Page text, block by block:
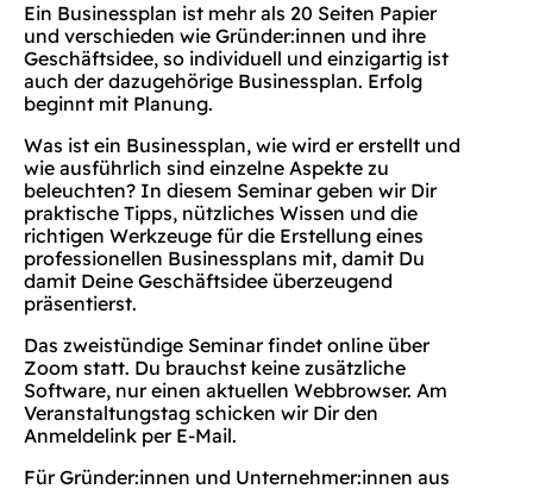
Ein Businessplan ist mehr als 20 Seiten Papier
und verschieden wie Gründer:innen und ihre
Geschäftsidee, so individuell und einzigartig ist
auch der dazugehörige Businessplan. Erfolg
beginnt mit Planung.
Was ist ein Businessplan, wie wird er erstellt und
wie ausführlich sind einzelne Aspekte zu
beleuchten? In diesem Seminar geben wir Dir
praktische Tipps, nützliches Wissen und die
richtigen Werkzeuge für die Erstellung eines
professionellen Businessplans mit, damit Du
damit Deine Geschäftsidee überzeugend
präsentierst.
Das zweistündige Seminar findet online über
Zoom statt. Du brauchst keine zusätzliche
Software, nur einen aktuellen Webbrowser. Am
Veranstaltungstag schicken wir Dir den
Anmeldelink per E-Mail.
Für Gründer:innen und Unternehmer:innen aus